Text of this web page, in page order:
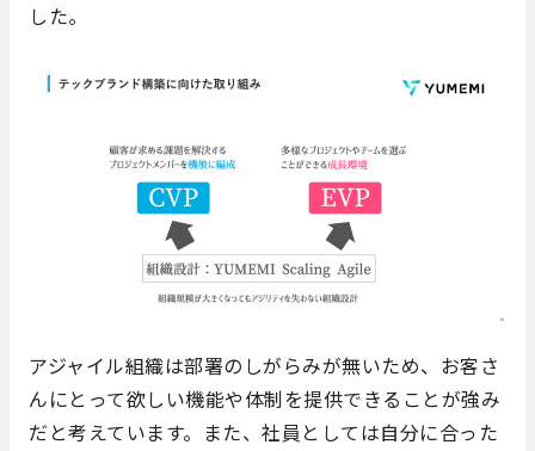
した。
アジャイル組織は部署のしがらみが無いため、お客さ
んにとって欲しい機能や体制を提供できることが強み
だと考えています。また、社員としては自分に合った